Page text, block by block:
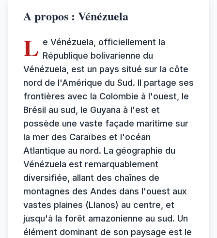
A propos : Vénézuela
L e Vénézuela, officiellement la
République bolivarienne du
Vénézuela, est un pays situé sur la côte
nord de l'Amérique du Sud. Il partage ses
frontières avec la Colombie à l'ouest, le
Brésil au sud, le Guyana à l'est et
possède une vaste façade maritime sur
la mer des Caraïbes et l'océan
Atlantique au nord. La géographie du
Vénézuela est remarquablement
diversifiée, allant des chaînes de
montagnes des Andes dans l'ouest aux
vastes plaines (Llanos) au centre, et
jusqu'à la forêt amazonienne au sud. Un
élément dominant de son paysage est le